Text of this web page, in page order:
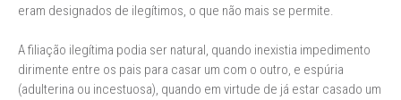
eram designados de ilegítimos, o que não mais se permite.
A filiação ilegítima podia ser natural, quando inexistia impedimento
dirimente entre os pais para casar um com o outro, e espúria
(adulterina ou incestuosa), quando em virtude de já estar casado um